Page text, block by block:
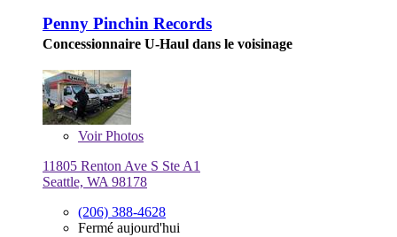
Penny Pinchin Records
Concessionnaire U-Haul dans le voisinage
VoirPhotos
11805 Renton Ave S Ste A1
Seattle, WA 98178
(206) 388-4628
Fermé aujourd'hui